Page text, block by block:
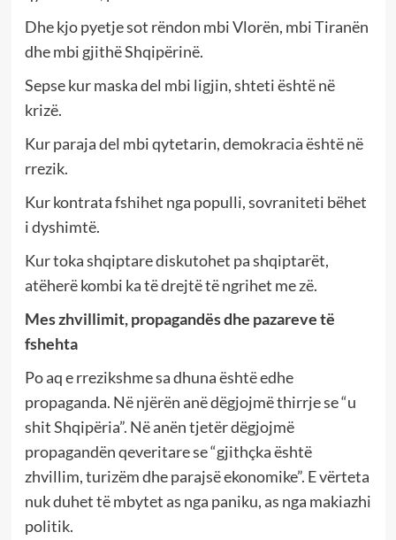
Dhe kjo pyetje sot rëndon mbi Vlorën, mbi Tiranën
dhe mbi gjithë Shqipërinë.
Sepse kur maska del mbi ligjin, shteti është në
krizë.
Kur paraja del mbi qytetarin, demokracia është në
rrezik.
Kur kontrata fshihet nga populli, sovraniteti bëhet
i dyshimtë.
Kur toka shqiptare diskutohet pa shqiptarët,
atëherë kombi ka të drejtë të ngrihet me zë.
Mes zhvillimit, propagandës dhe pazareve të
fshehta
Po aq e rrezikshme sa dhuna është edhe
propaganda. Në njërën anë dëgjojmë thirrje se “u
shit Shqipëria”. Në anën tjetër dëgjojmë
propagandën qeveritare se “gjithçka është
zhvillim, turizëm dhe parajsë ekonomike”. E vërteta
nuk duhet të mbytet as nga paniku, as nga makiazhi
politik.